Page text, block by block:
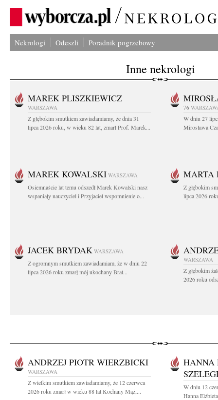
Nekrologi Odeszli Poradnik pogrzebowy
Inne nekrologi
MAREK PLISZKIEWICZ
WARSZAWA
Z głębokim smutkiem zawiadamiamy, że dnia 31
lipca 2026 roku, w wieku 82 lat, zmarł Prof. Marek...
76
W dniu 27
Mirosława
MAREK KOWALSKI WARSZAWA
Osiemnaście lat temu odszedł Marek Kowalski nasz
wspaniały nauczyciel i Przyjaciel wspomnienie o...
MARTA
Z głębokim
lipca 2026
JACEK BRYDAK WARSZAWA
Z ogromnym smutkiem zawiadamiam, że w dniu 22
lipca 2026 roku zmarł mój ukochany Brat...
WARSZAWA
Z głębokim
2026 roku
ANDRZEJ PIOTR WIERZBICKI
WARSZAWA
Z wielkim smutkiem zawiadamiamy, że 12 czerwca
2026 roku zmarł w wieku 88 lat Kochany Mąż,...
HANNA
W dniu 12
Hanna